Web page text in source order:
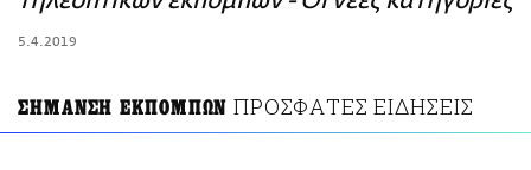
5.4.2019
ΣΗΜΑΝΣΗ ΕΚΠΟΜΠΩΝ ΠΡΟΣΦΑΤΕΣ ΕΙΔΗΣΕΙΣ